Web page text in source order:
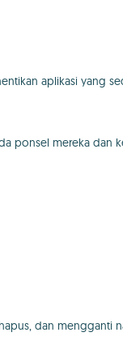
aplikasi yang
ponsel mereka dan
dan mengganti